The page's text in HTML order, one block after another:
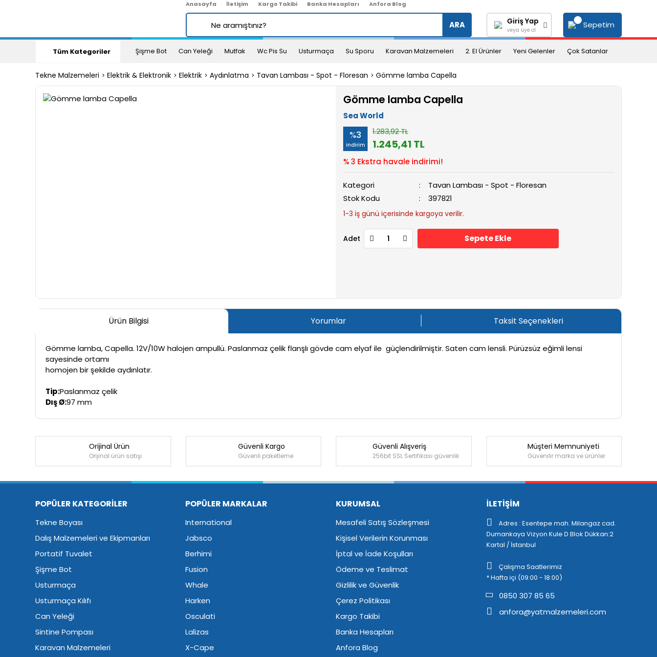
Anasayfa İletişim Kargo Takibi Banka Hesapları Anfora Blog
ARA Giriş Yap
veya üye ol
Sepetim
Tüm Kategoriler Şişme Bot Can Yeleği Mutfak Wc Pis Su Usturmaça Su Sporu Karavan Malzemeleri 2. El Ürünler Yeni Gelenler Çok Satanlar
Tekne Malzemeleri Elektrik & Elektronik Elektrik Aydınlatma Tavan Lambası - Spot - Floresan Gömme lamba Capella
Gömme lamba Capella
Sea World
%3
indirim
1.283,92 TL
1.245,41 TL
% 3 Ekstra havale indirimi!
Kategori
Tavan Lambası - Spot - Floresan
Stok Kodu
397821
1-3 iş günü içerisinde kargoya verilir.
Adet Sepete Ekle
Ürün Bilgisi Yorumlar Taksit Seçenekleri
Gömme lamba, Capella. 12V/10W halojen ampullü. Paslanmaz çelik flanşlı gövde cam elyaf ile güçlendirilmiştir. Saten cam lensli. Pürüzsüz eğimli lensi
sayesinde ortamı
homojen bir şekilde aydınlatır.
Tip:Paslanmaz çelik
Dış Ø:97 mm
Bu ürüne ilk yorumu siz yapın!
Orijinal Ürün
Orijinal ürün satışı
Güvenli Kargo
Güvenli paketleme
Güvenli Alışveriş
256bit SSL Sertifikası güvenlik
Müşteri Memnuniyeti
Güvenilir marka ve ürünler
POPÜLER KATEGORİLER
Tekne Boyası
Dalış Malzemeleri ve Ekipmanları
Portatif Tuvalet
Şişme Bot
Usturmaça
Usturmaça Kılıfı
Can Yeleği
Sintine Pompası
Karavan Malzemeleri
POPÜLER MARKALAR
International
Jabsco
Berhimi
Fusion
Whale
Harken
Osculati
Lalizas
X-Cape
KURUMSAL
Mesafeli Satış Sözleşmesi
Kişisel Verilerin Korunması
İptal ve İade Koşulları
Ödeme ve Teslimat
Gizlilik ve Güvenlik
Çerez Politikası
Kargo Takibi
Banka Hesapları
Anfora Blog
İLETİŞİM
Adres : Esentepe mah. Milangaz cad.
Dumankaya Vizyon Kule D Blok Dükkan:2
Kartal / İstanbul
Çalışma Saatlerimiz
* Hafta içi (09:00 - 18:00)
0850 307 85 65
anfora@yatmalzemeleri.com